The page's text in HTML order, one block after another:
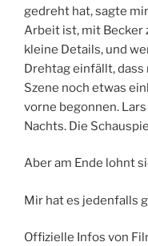
gedreht hat, sagte
Arbeit ist, mit Becker
kleine Details, und
Drehtag einfällt,
Szene noch etwas
vorne begonnen.
Nachts. Die
Aber am Ende lohnt
Mir hat es jedenfalls
Offizielle Infos von